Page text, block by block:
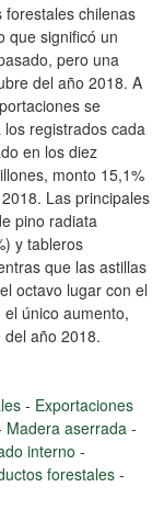
chilenas
que significó un
pero una
del año 2018. A
se
registrados cada
en los diez
monto 15,1%
Las principales
pino radiata
y tableros
que las astillas
octavo lugar con el
único aumento,
año 2018.
- Exportaciones
Madera aserrada -
interno -
forestales -